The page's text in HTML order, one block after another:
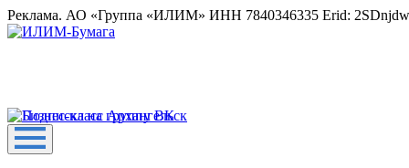
Реклама. АО «Группа «ИЛИМ» ИНН 7840346335 Erid: